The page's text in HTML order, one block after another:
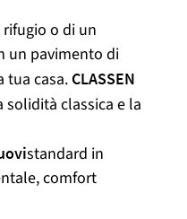
o di un
un pavimento di
tua casa. CLASSEN
solidità classica e la
standard in
comfort